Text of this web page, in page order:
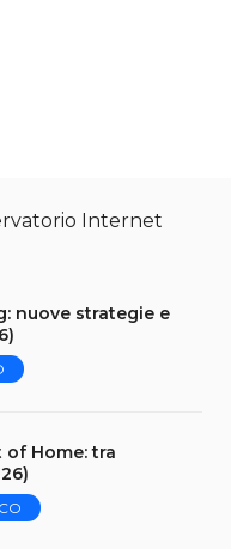
Internet
nuove strategie e
of Home: tra